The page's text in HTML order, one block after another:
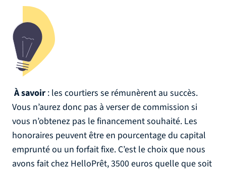
À savoir : les courtiers se rémunèrent au succès.
Vous n’aurez donc pas à verser de commission si
vous n’obtenez pas le financement souhaité. Les
honoraires peuvent être en pourcentage du capital
emprunté ou un forfait fixe. C’est le choix que nous
avons fait chez HelloPrêt, 3500 euros quelle que soit